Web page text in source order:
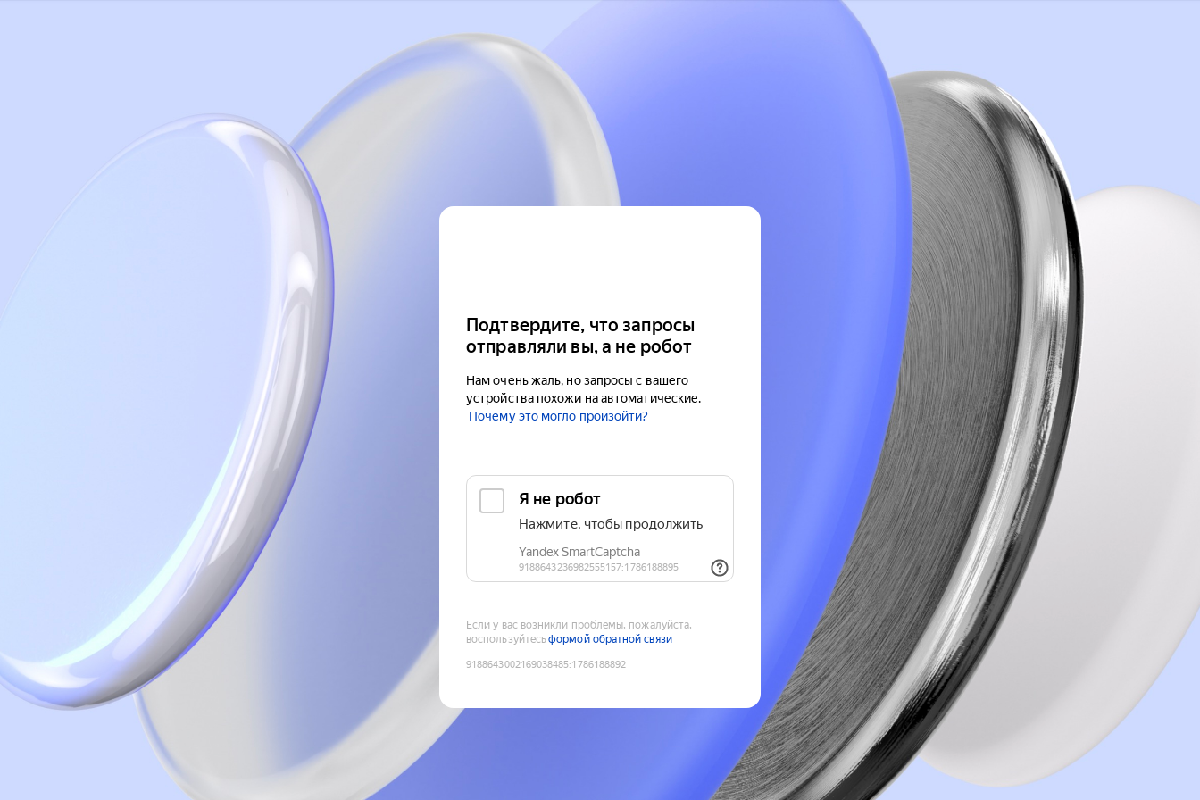
Подтвердите, что запросы
отправляли вы, а не робот
Нам очень жаль, но запросы с вашего
устройства похожи на автоматические.
Почему это могло произойти?
Если у вас возникли проблемы, пожалуйста,
воспользуйтесьформой обратной связи
9188643002169038485:1786188892